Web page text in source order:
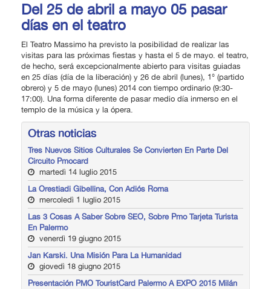
Del 25 de abril a mayo 05 pasar
días en el teatro
El Teatro Massimo ha previsto la posibilidad de realizar las
visitas para las próximas fiestas y hasta el 5 de mayo. el teatro,
de hecho, será excepcionalmente abierto para visitas guiadas
en 25 días (día de la liberación) y 26 de abril (lunes), 1° (partido
obrero) y 5 de mayo (lunes) 2014 con tiempo ordinario (9:30-
17:00). Una forma diferente de pasar medio día inmerso en el
templo de la música y la ópera.
Otras noticias
Tres Nuevos Sitios Culturales Se Convierten En Parte Del
Circuito Pmocard
martedì 14 luglio 2015
La Orestiadi Gibellina, Con Adiós Roma
mercoledì 1 luglio 2015
Las 3 Cosas A Saber Sobre SEO, Sobre Pmo Tarjeta Turista
En Palermo
venerdì 19 giugno 2015
Jan Karski. Una Misión Para La Humanidad
giovedì 18 giugno 2015
Presentación PMO TouristCard Palermo A EXPO 2015 Milán